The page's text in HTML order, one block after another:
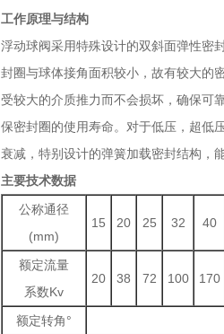
工作原理与结构
浮动球阀采用特殊设计的双斜面弹性密
封圈与球体接角面积较小，故有较大的
受较大的介质推力而不会损坏，确保可
保密封圈的使用寿命。对于低压，超低
衰减，特别设计的弹簧加载密封结构，
主要技术数据
公称通径
(mm)
15 20 25 32 40
额定流量
系数Kv
20 38 72 100 170
额定转角°